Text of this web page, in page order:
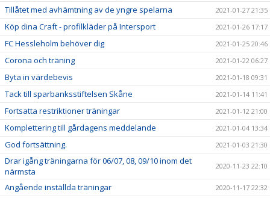
Tillåtet med avhämtning av de yngre spelarna 2021-01-27 21:35
Köp dina Craft - profilkläder på Intersport 2021-01-26 17:17
FC Hessleholm behöver dig 2021-01-25 20:46
Corona och träning 2021-01-22 06:27
Byta in värdebevis 2021-01-18 09:31
Tack till sparbanksstiftelsen Skåne 2021-01-14 11:41
Fortsatta restriktioner träningar 2021-01-12 21:00
Komplettering till gårdagens meddelande 2021-01-04 13:34
God fortsättning. 2021-01-03 21:30
Drar igång träningarna för 06/07, 08, 09/10 inom det
närmsta
2020-11-23 22:10
Angående inställda träningar 2020-11-17 22:32